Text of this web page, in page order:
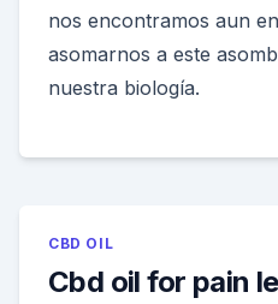
nos encontramos aun
asomarnos a este
nuestra biología.
CBD OIL
Cbd oil for pain